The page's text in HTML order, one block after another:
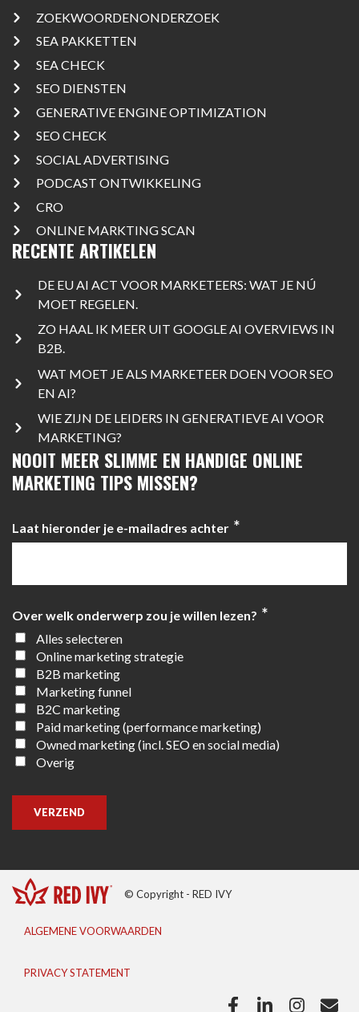
ZOEKWOORDENONDERZOEK
SEA PAKKETTEN
SEA CHECK
SEO DIENSTEN
GENERATIVE ENGINE OPTIMIZATION
SEO CHECK
SOCIAL ADVERTISING
PODCAST ONTWIKKELING
CRO
ONLINE MARKTING SCAN
RECENTE ARTIKELEN
DE EU AI ACT VOOR MARKETEERS: WAT JE NÚ
MOET REGELEN.
ZO HAAL IK MEER UIT GOOGLE AI OVERVIEWS IN
B2B.
WAT MOET JE ALS MARKETEER DOEN VOOR SEO
EN AI?
WIE ZIJN DE LEIDERS IN GENERATIEVE AI VOOR
MARKETING?
NOOIT MEER SLIMME EN HANDIGE ONLINE
MARKETING TIPS MISSEN?
Laat hieronder je e-mailadres achter *
Over welk onderwerp zou je willen lezen? *
Alles selecteren
Online marketing strategie
B2B marketing
Marketing funnel
B2C marketing
Paid marketing (performance marketing)
Owned marketing (incl. SEO en social media)
Overig
VERZEND
© Copyright - RED IVY
ALGEMENE VOORWAARDEN
PRIVACY STATEMENT